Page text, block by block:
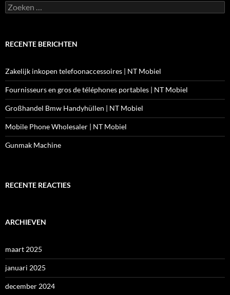
Zoeken
naar:
RECENTE BERICHTEN
Zakelijk inkopen telefoonaccessoires | NT Mobiel
Fournisseurs en gros de téléphones portables | NT Mobiel
Großhandel Bmw Handyhüllen | NT Mobiel
Mobile Phone Wholesaler | NT Mobiel
Gunmak Machine
RECENTE REACTIES
ARCHIEVEN
maart 2025
januari 2025
december 2024